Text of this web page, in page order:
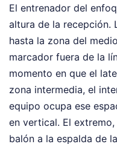
El entrenador del
altura de la recepción.
hasta la zona del
marcador fuera de la
momento en que el
zona intermedia, el
equipo ocupa ese
en vertical. El
balón a la espalda de